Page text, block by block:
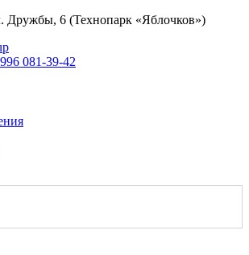
Дружбы, 6 (Технопарк «Яблочков»)
081-39-42